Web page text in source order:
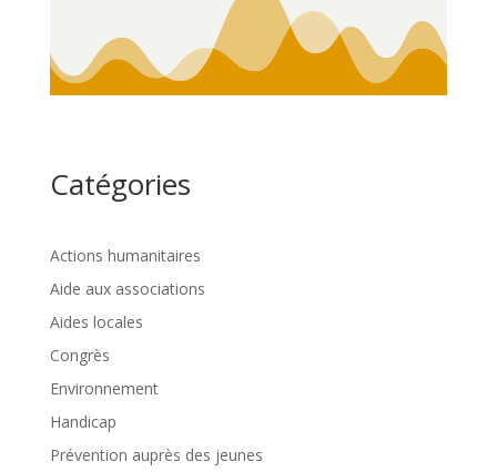
Catégories
Actions humanitaires
Aide aux associations
Aides locales
Congrès
Environnement
Handicap
Prévention auprès des jeunes